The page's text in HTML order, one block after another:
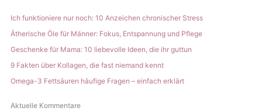
Ich funktioniere nur noch: 10 Anzeichen chronischer Stress
Ätherische Öle für Männer: Fokus, Entspannung und Pflege
Geschenke für Mama: 10 liebevolle Ideen, die ihr guttun
9 Fakten über Kollagen, die fast niemand kennt
Omega-3 Fettsäuren häufige Fragen – einfach erklärt
Aktuelle Kommentare